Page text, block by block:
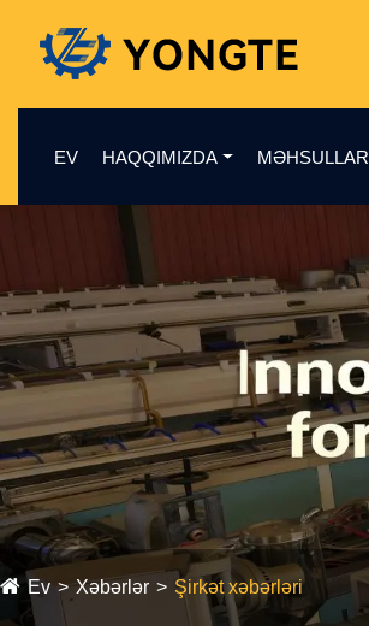
EV HAQQIMIZDA MƏHSULLAR
Ev Xəbərlər Şirkət xəbərləri